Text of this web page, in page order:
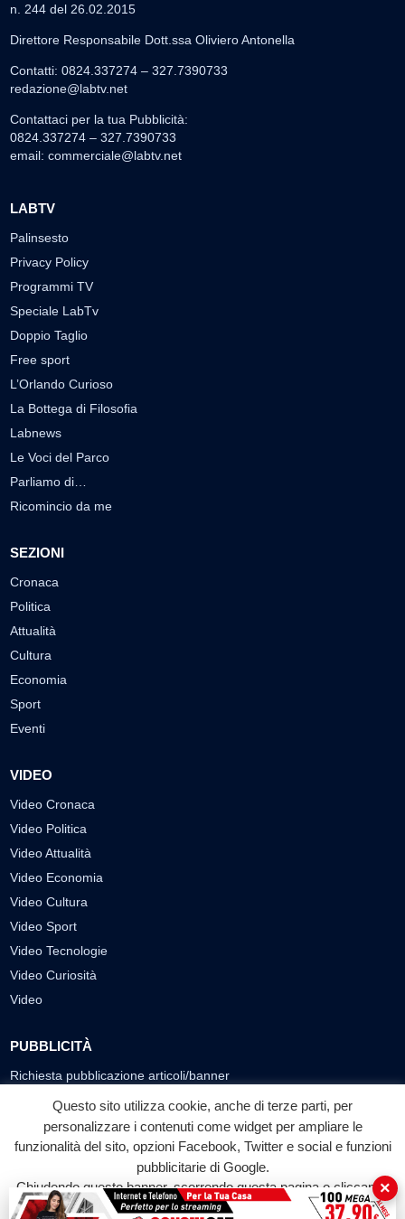
n. 244 del 26.02.2015
Direttore Responsabile Dott.ssa Oliviero Antonella
Contatti: 0824.337274 – 327.7390733
redazione@labtv.net
Contattaci per la tua Pubblicità:
0824.337274 – 327.7390733
email: commerciale@labtv.net
LABTV
Palinsesto
Privacy Policy
Programmi TV
Speciale LabTv
Doppio Taglio
Free sport
L’Orlando Curioso
La Bottega di Filosofia
Labnews
Le Voci del Parco
Parliamo di…
Ricomincio da me
SEZIONI
Cronaca
Politica
Attualità
Cultura
Economia
Sport
Eventi
VIDEO
Video Cronaca
Video Politica
Video Attualità
Video Economia
Video Cultura
Video Sport
Video Tecnologie
Video Curiosità
Video
PUBBLICITÀ
Richiesta pubblicazione articoli/banner
SEGUICI SUI SOCIAL
f
Facebook
◎ ▶
YouTube
Questo sito utilizza cookie, anche di terze parti, per
personalizzare i contenuti come widget per ampliare le
funzionalità del sito, opzioni Facebook, Twitter e social e funzioni
pubblicitarie di Google.
Chiudendo questo banner, scorrendo questa pagina o cliccando
su qualunque suo elemento acconsenti all'uso dei cookie.
×